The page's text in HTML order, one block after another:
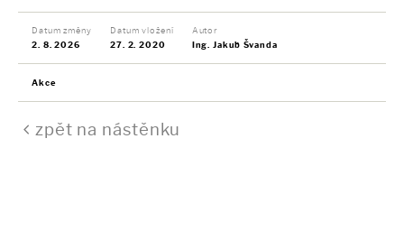
Datum změny
2. 8. 2026
Datum vložení
27. 2. 2020
Autor
Ing. Jakub Švanda
Akce
zpět na nástěnku